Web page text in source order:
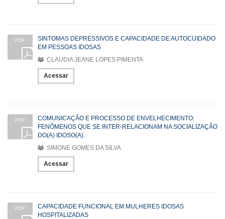
PDF
SINTOMAS DEPRESSIVOS E CAPACIDADE DE AUTOCUIDADO
EM PESSOAS IDOSAS
CLAUDIA JEANE LOPES PIMENTA
Acessar
PDF
COMUNICAÇÃO E PROCESSO DE ENVELHECIMENTO:
FENÔMENOS QUE SE INTER-RELACIONAM NA SOCIALIZAÇÃO
DO(A) IDOSO(A).
SIMONE GOMES DA SILVA
Acessar
PDF
CAPACIDADE FUNCIONAL EM MULHERES IDOSAS
HOSPITALIZADAS